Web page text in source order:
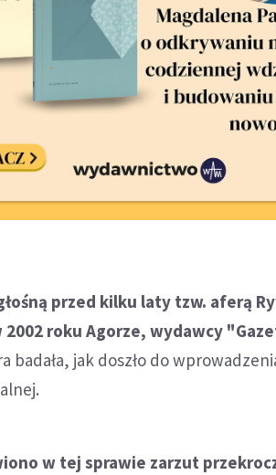
przed kilku laty tzw. aferą
2002 roku Agorze, wydawcy
badała, jak doszło do
w tej sprawie zarzut